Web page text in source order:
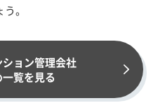
。
ョン管理会社
覧を見る